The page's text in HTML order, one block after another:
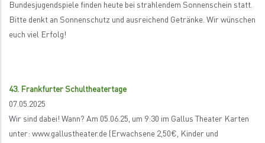
Bundesjugendspiele finden heute bei strahlendem Sonnenschein statt.
Bitte denkt an Sonnenschutz und ausreichend Getränke. Wir wünschen
euch viel Erfolg!
43. Frankfurter Schultheatertage
07.05.2025
Wir sind dabei! Wann? Am 05.06.25, um 9:30 im Gallus Theater Karten
unter: www.gallustheater.de (Erwachsene 2,50€, Kinder und